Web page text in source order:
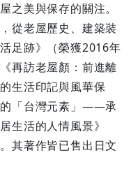
之美與保存的關注。
從老屋歷史、建築裝
足跡》（榮獲2016年
再訪老屋顏：前進離
生活印記與風華保
的「台灣元素」——承
生活的人情風景》
其著作皆已售出日文